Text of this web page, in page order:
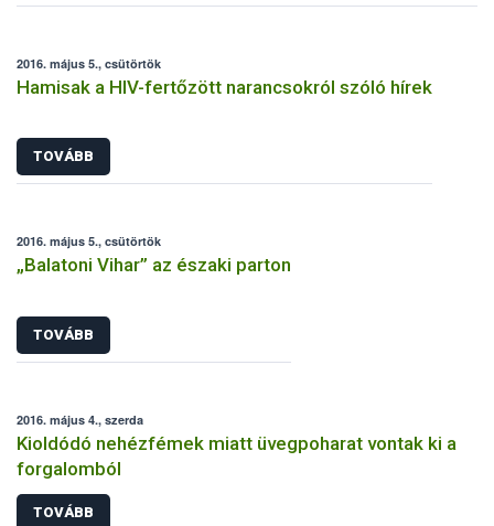
2016. május 5., csütörtök
Hamisak a HIV-fertőzött narancsokról szóló hírek
TOVÁBB
2016. május 5., csütörtök
„Balatoni Vihar” az északi parton
TOVÁBB
2016. május 4., szerda
Kioldódó nehézfémek miatt üvegpoharat vontak ki a
forgalomból
TOVÁBB